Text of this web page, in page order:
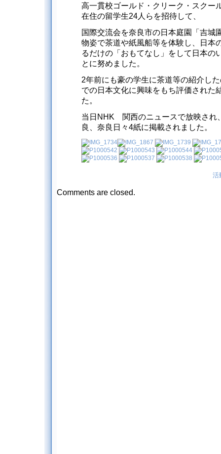
高一貫校ゴールド・クリーク・スクー
在住の留学生24人らを招待して、
国際交流会を奈良市の日本庭園「吉城
物姿で茶道や紙風船等を体験し、日本
るだけの「おもてなし」をして日本の
とに努めました。
2年前にも豪の学生に茶道等の紹介し
での日本文化に興味をもち評価された
た。
当日NHK 関西のニュースで放映され
良、奈良日々4紙に掲載されました。
活
Comments are closed.